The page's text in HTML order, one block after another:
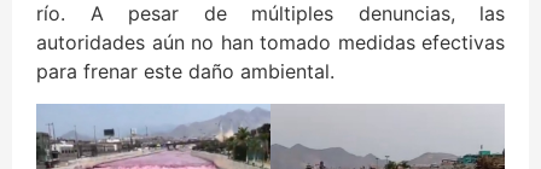
río. A pesar de múltiples denuncias, las
autoridades aún no han tomado medidas efectivas
para frenar este daño ambiental.